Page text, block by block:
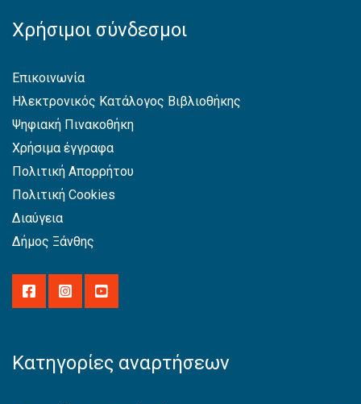
Χρήσιμοι σύνδεσμοι
Επικοινωνία
Ηλεκτρονικός Κατάλογος Βιβλιοθήκης
Ψηφιακή Πινακοθήκη
Χρήσιμα έγγραφα
Πολιτική Απορρήτου
Πολιτική Cookies
Διαύγεια
Δήμος Ξάνθης
Κατηγορίες αναρτήσεων